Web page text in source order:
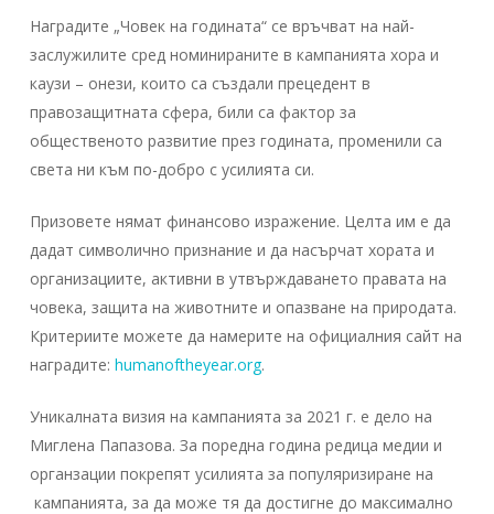
Наградите „Човек на годината“ се връчват на най-
заслужилите сред номинираните в кампанията хора и
каузи – онези, които са създали прецедент в
правозащитната сфера, били са фактор за
общественото развитие през годината, променили са
света ни към по-добро с усилията си.
Призовете нямат финансово изражение. Целта им e да
дадат символично признание и да насърчат хората и
организациите, активни в утвърждаването правата на
човека, защита на животните и опазване на природата.
Критериите можете да намерите на официалния сайт на
наградите: humanoftheyear.org.
Уникалната визия на кампанията за 2021 г. е дело на
Миглена Папазова. За поредна година редица медии и
органзации покрепят усилията за популяризиране на
кампанията, за да може тя да достигне до максимално